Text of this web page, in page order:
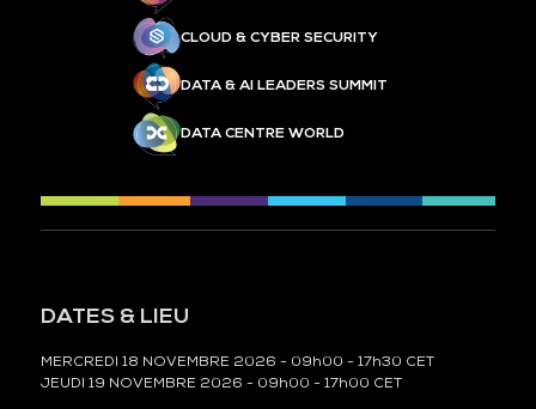
CLOUD & CYBER SECURITY
DATA & AI LEADERS SUMMIT
DATA CENTRE WORLD
DATES & LIEU
MERCREDI 18 NOVEMBRE 2026 - 09h00 - 17h30 CET
JEUDI 19 NOVEMBRE 2026 - 09h00 - 17h00 CET